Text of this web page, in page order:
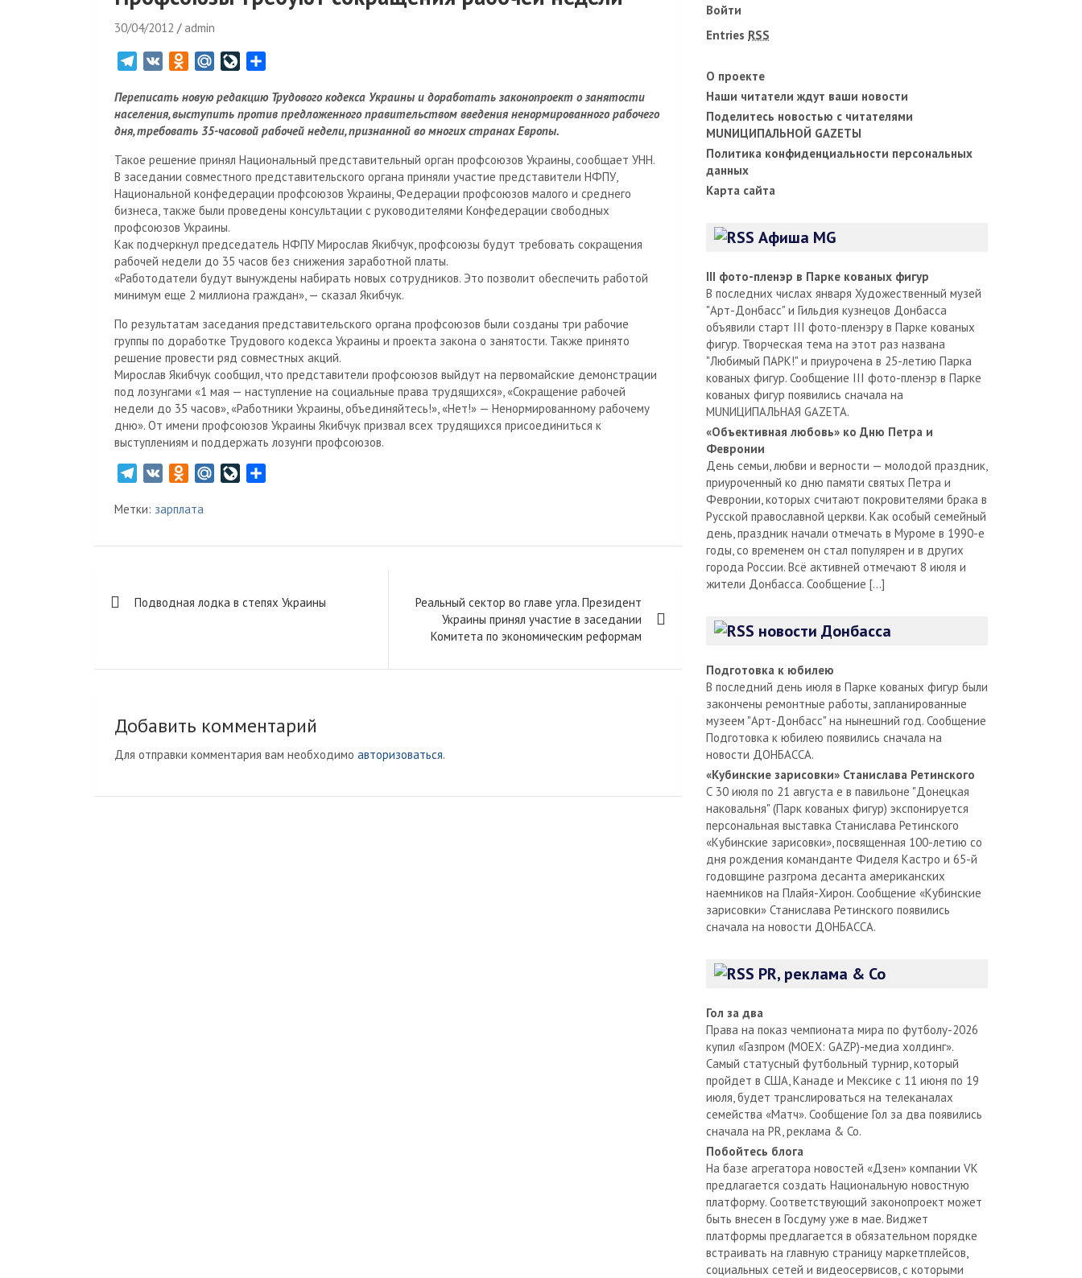
30/04/2012 admin
l
e
g
r
a
m
n
o
k
l
a
s
s
n
i
k
i
M
i
l
R
u
v
e
J
o
u
r
n
l
п
р
а
в
и
т
ь
Переписать новую редакцию Трудового кодекса Украины и доработать законопроект о занятости
населения, выступить против предложенного правительством введения ненормированного рабочего
дня, требовать 35-часовой рабочей недели, признанной во многих странах Европы.
Такое решение принял Национальный представительный орган профсоюзов Украины, сообщает УНН.
В заседании совместного представительского органа приняли участие представители НФПУ,
Национальной конфедерации профсоюзов Украины, Федерации профсоюзов малого и среднего
бизнеса, также были проведены консультации с руководителями Конфедерации свободных
профсоюзов Украины.
Как подчеркнул председатель НФПУ Мирослав Якибчук, профсоюзы будут требовать сокращения
рабочей недели до 35 часов без снижения заработной платы.
«Работодатели будут вынуждены набирать новых сотрудников. Это позволит обеспечить работой
минимум еще 2 миллиона граждан», — сказал Якибчук.
По результатам заседания представительского органа профсоюзов были созданы три рабочие
группы по доработке Трудового кодекса Украины и проекта закона о занятости. Также принято
решение провести ряд совместных акций.
Мирослав Якибчук сообщил, что представители профсоюзов выйдут на первомайские демонстрации
под лозунгами «1 мая — наступление на социальные права трудящихся», «Сокращение рабочей
недели до 35 часов», «Работники Украины, объединяйтесь!», «Нет!» — Ненормированному рабочему
дню». От имени профсоюзов Украины Якибчук призвал всех трудящихся присоединиться к
выступлениям и поддержать лозунги профсоюзов.
l
g
m
n
k
s
i
M
.
J
r
l
а
т
Метки: зарплата
по
Подводная лодка в степях Украины
Реальный сектор во главе угла. Президент
Украины принял участие в заседании
Комитета по экономическим реформам
Добавить комментарий
Для отправки комментария вам необходимо авторизоваться.
Войти
Entries RSS
О проекте
Наши читатели ждут ваши новости
Поделитесь новостью с читателями
MUNИЦИПАЛЬНОЙ GAZЕТЫ
Политика конфиденциальности персональных
данных
Карта сайта
Афиша MG
III фото-пленэр в Парке кованых фигур
В последних числах января Художественный музей
"Арт-Донбасс" и Гильдия кузнецов Донбасса
объявили старт III фото-пленэру в Парке кованых
фигур. Творческая тема на этот раз названа
"Любимый ПАРК!" и приурочена в 25-летию Парка
кованых фигур. Сообщение III фото-пленэр в Парке
кованых фигур появились сначала на
MUNИЦИПАЛЬНАЯ GAZЕТА.
«Объективная любовь» ко Дню Петра и
Февронии
День семьи, любви и верности — молодой праздник,
приуроченный ко дню памяти святых Петра и
Февронии, которых считают покровителями брака в
Русской православной церкви. Как особый семейный
день, праздник начали отмечать в Муроме в 1990-е
годы, со временем он стал популярен и в других
города России. Всё активней отмечают 8 июля и
жители Донбасса. Сообщение […]
новости Донбасса
Подготовка к юбилею
В последний день июля в Парке кованых фигур были
закончены ремонтные работы, запланированные
музеем "Арт-Донбасс" на нынешний год. Сообщение
Подготовка к юбилею появились сначала на
новости ДОНБАССА.
«Кубинские зарисовки» Станислава Ретинского
С 30 июля по 21 августа е в павильоне "Донецкая
наковальня" (Парк кованых фигур) экспонируется
персональная выставка Станислава Ретинского
«Кубинские зарисовки», посвященная 100-летию со
дня рождения команданте Фиделя Кастро и 65-й
годовщине разгрома десанта американских
наемников на Плайя-Хирон. Сообщение «Кубинские
зарисовки» Станислава Ретинского появились
сначала на новости ДОНБАССА.
PR, реклама & Co
Гол за два
Права на показ чемпионата мира по футболу-2026
купил «Газпром (MOEX: GAZP)-медиа холдинг».
Самый статусный футбольный турнир, который
пройдет в США, Канаде и Мексике с 11 июня по 19
июля, будет транслироваться на телеканалах
семейства «Матч». Сообщение Гол за два появились
сначала на PR, реклама & Co.
Побойтесь блога
На базе агрегатора новостей «Дзен» компании VK
предлагается создать Национальную новостную
платформу. Соответствующий законопроект может
быть внесен в Госдуму уже в мае. Виджет
платформы предлагается в обязательном порядке
встраивать на главную страницу маркетплейсов,
социальных сетей и видеосервисов, с которыми